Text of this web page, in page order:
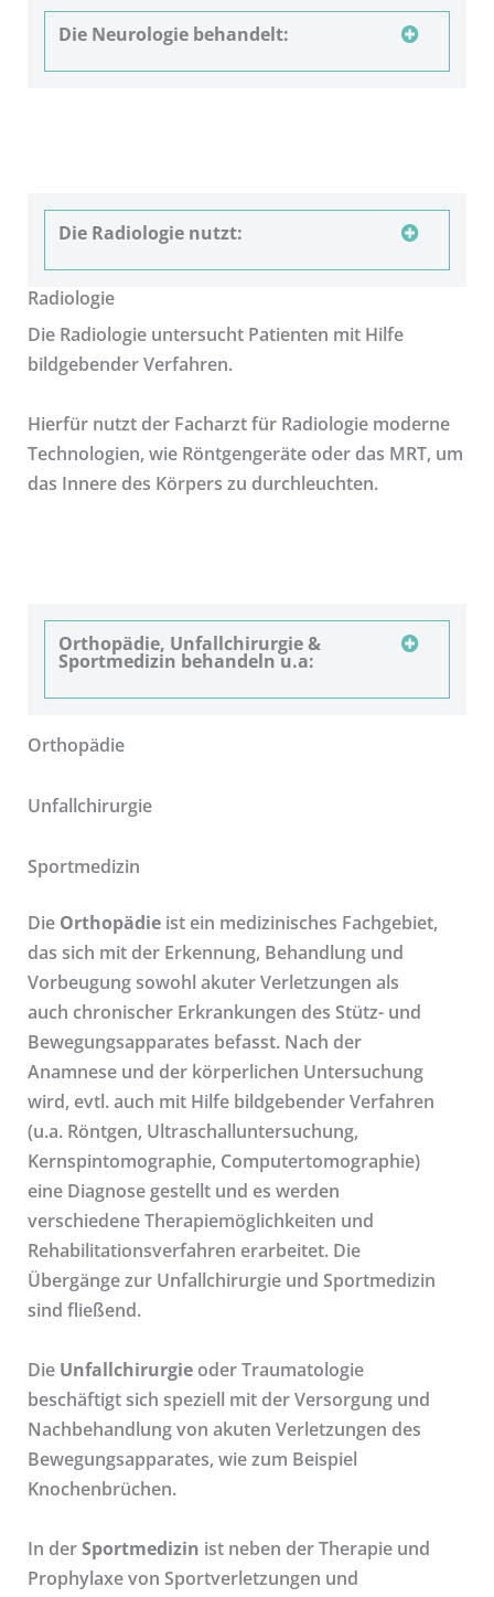
Die Neurologie behandelt:
Radiologie
Die Radiologie untersucht Patienten mit Hilfe
bildgebender Verfahren.
Hierfür nutzt der Facharzt für Radiologie moderne
Technologien, wie Röntgengeräte oder das MRT, um
das Innere des Körpers zu durchleuchten.
Die Radiologie nutzt:
Orthopädie, Unfallchirurgie &
Sportmedizin behandeln u.a:
Orthopädie
Unfallchirurgie
Sportmedizin
Die Orthopädie ist ein medizinisches Fachgebiet,
das sich mit der Erkennung, Behandlung und
Vorbeugung sowohl akuter Verletzungen als
auch chronischer Erkrankungen des Stütz- und
Bewegungsapparates befasst. Nach der
Anamnese und der körperlichen Untersuchung
wird, evtl. auch mit Hilfe bildgebender Verfahren
(u.a. Röntgen, Ultraschalluntersuchung,
Kernspintomographie, Computertomographie)
eine Diagnose gestellt und es werden
verschiedene Therapiemöglichkeiten und
Rehabilitationsverfahren erarbeitet. Die
Übergänge zur Unfallchirurgie und Sportmedizin
sind fließend.
Die Unfallchirurgie oder Traumatologie
beschäftigt sich speziell mit der Versorgung und
Nachbehandlung von akuten Verletzungen des
Bewegungsapparates, wie zum Beispiel
Knochenbrüchen.
In derSportmedizin ist neben der Therapie und
Prophylaxe von Sportverletzungen und